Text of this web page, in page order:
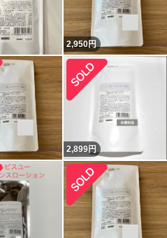
2,950円
2,899円